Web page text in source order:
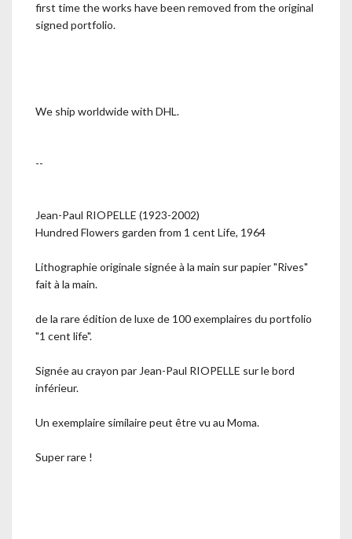
first time the works have been removed from the original
signed portfolio.
We ship worldwide with DHL.
--
Jean-Paul RIOPELLE (1923-2002)
Hundred Flowers garden from 1 cent Life, 1964
Lithographie originale signée à la main sur papier "Rives"
fait à la main.
de la rare édition de luxe de 100 exemplaires du portfolio
"1 cent life".
Signée au crayon par Jean-Paul RIOPELLE sur le bord
inférieur.
Un exemplaire similaire peut être vu au Moma.
Super rare !